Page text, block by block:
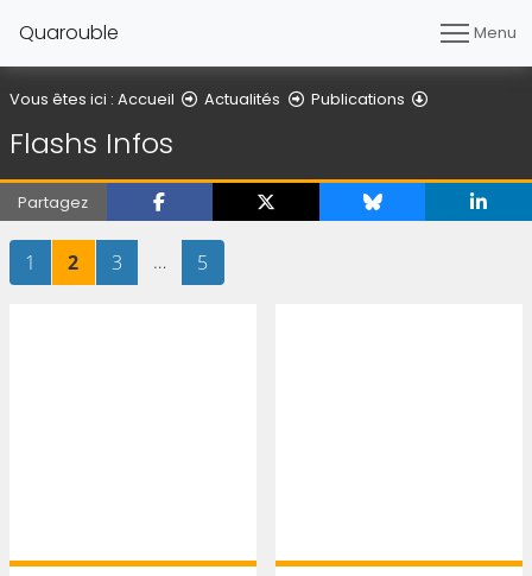
Quarouble Menu
Vous êtes ici : Accueil Actualités Publications
Flashs Infos
Partagez
Page
1 sur 5Page
2sur 5Page
3sur 5
… Page
5